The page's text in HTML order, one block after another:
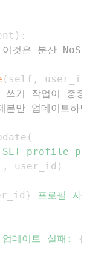
) :
것은 분산
( self ,
user_id
쓰기 작업이 종
만 업데이트하
(
SET
, user_id )
}
프로필
데이트 실패: {